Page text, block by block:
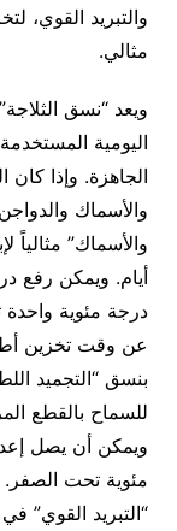
والتبريد القوي،
مثالي.
ويعد “نسق
اليومية
الجاهزة. وإذا
والأسماك
والأسماك”
أيام. ويمكن رفع
درجة مئوية
عن وقت تخزين
بنسق “التجميد
للسماح بالقطع
مئوية تحت الصفر.